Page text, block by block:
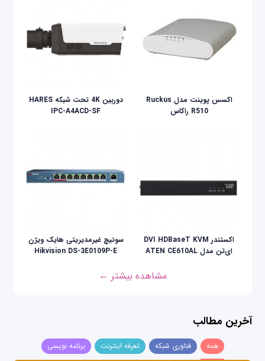
اکسس پوینت مدل Ruckus
R510 راکاس
دوربین 4K تحت شبکه HARES
IPC-A4ACD-SF
اکستندر DVI HDBaseT KVM
ای‌تن مدل ATEN CE610AL
سوئیچ غیرمدیریتی هایک ویژن
Hikvision DS-3E0109P-E
مشاهده بیشتر ←
آخرین مطالب
همه فناوری شبکه تعرفه اینترنت برنامه نویسی